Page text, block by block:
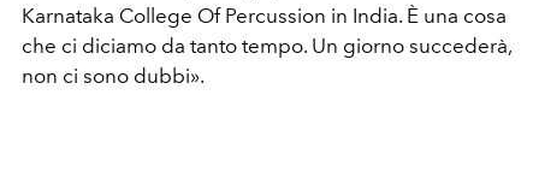
Karnataka College Of Percussion in India. È una cosa
che ci diciamo da tanto tempo. Un giorno succederà,
non ci sono dubbi».